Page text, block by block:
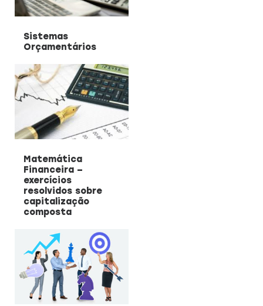
Sistemas
Orçamentários
Matemática
Financeira –
exercícios
resolvidos sobre
capitalização
composta